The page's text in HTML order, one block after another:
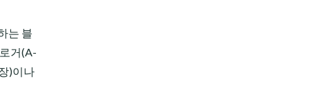
는 블
거(A-
)이나